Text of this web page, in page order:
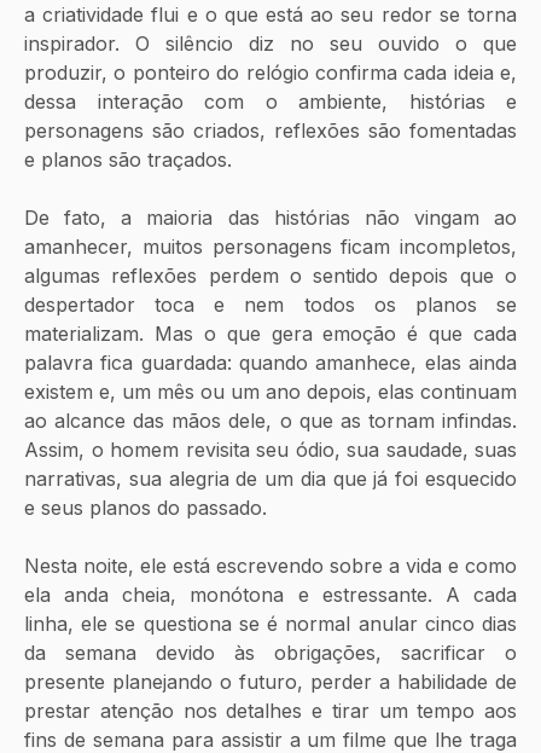
a criatividade flui e o que está ao seu redor se torna
inspirador. O silêncio diz no seu ouvido o que
produzir, o ponteiro do relógio confirma cada ideia e,
dessa interação com o ambiente, histórias e
personagens são criados, reflexões são fomentadas
e planos são traçados.
De fato, a maioria das histórias não vingam ao
amanhecer, muitos personagens ficam incompletos,
algumas reflexões perdem o sentido depois que o
despertador toca e nem todos os planos se
materializam. Mas o que gera emoção é que cada
palavra fica guardada: quando amanhece, elas ainda
existem e, um mês ou um ano depois, elas continuam
ao alcance das mãos dele, o que as tornam infindas.
Assim, o homem revisita seu ódio, sua saudade, suas
narrativas, sua alegria de um dia que já foi esquecido
e seus planos do passado.
Nesta noite, ele está escrevendo sobre a vida e como
ela anda cheia, monótona e estressante. A cada
linha, ele se questiona se é normal anular cinco dias
da semana devido às obrigações, sacrificar o
presente planejando o futuro, perder a habilidade de
prestar atenção nos detalhes e tirar um tempo aos
fins de semana para assistir a um filme que lhe traga